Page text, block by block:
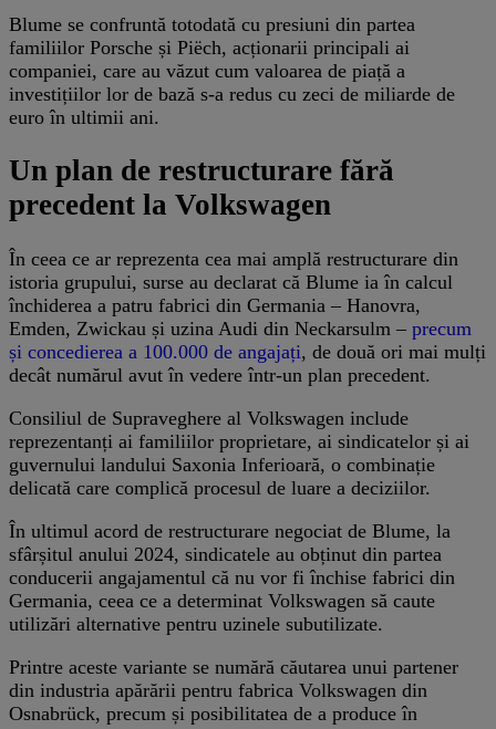
Blume se confruntă totodată cu presiuni din partea
familiilor Porsche și Piëch, acționarii principali ai
companiei, care au văzut cum valoarea de piață a
investițiilor lor de bază s-a redus cu zeci de miliarde de
euro în ultimii ani.
Un plan de restructurare fără
precedent la Volkswagen
În ceea ce ar reprezenta cea mai amplă restructurare din
istoria grupului, surse au declarat că Blume ia în calcul
închiderea a patru fabrici din Germania – Hanovra,
Emden, Zwickau și uzina Audi din Neckarsulm – precum
și concedierea a 100.000 de angajați, de două ori mai mulți
decât numărul avut în vedere într-un plan precedent.
Consiliul de Supraveghere al Volkswagen include
reprezentanți ai familiilor proprietare, ai sindicatelor și ai
guvernului landului Saxonia Inferioară, o combinație
delicată care complică procesul de luare a deciziilor.
În ultimul acord de restructurare negociat de Blume, la
sfârșitul anului 2024, sindicatele au obținut din partea
conducerii angajamentul că nu vor fi închise fabrici din
Germania, ceea ce a determinat Volkswagen să caute
utilizări alternative pentru uzinele subutilizate.
Printre aceste variante se numără căutarea unui partener
din industria apărării pentru fabrica Volkswagen din
Osnabrück, precum și posibilitatea de a produce în